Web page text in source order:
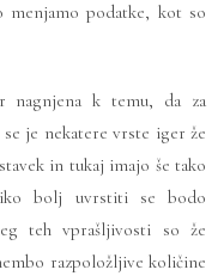
podatke, kot so
nagnjena k temu, da za
je nekatere vrste iger že
in tukaj imajo še tako
bolj uvrstiti se bodo
teh vprašljivosti so že
razpoložljive količine